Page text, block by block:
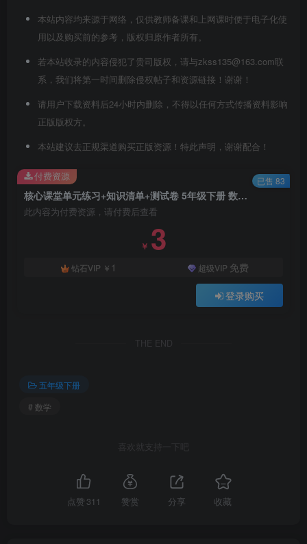
本站内容均来源于网络，仅供教师备课和上网课时便于电子化使
用以及购买前的参考，版权归原作者所有。
若本站收录的内容侵犯了贵司版权，请与zkss135@163.com联
系，我们将第一时间删除侵权帖子和资源链接！谢谢！
请用户下载资料后24小时内删除，不得以任何方式传播资料影响
正版版权方。
本站建议去正规渠道购买正版资源！特此声明，谢谢配合！
核心课堂单元练习+知识清单+测试卷 5年级下册 数学苏教版
此内容为付费资源，请付费后查看
￥ 3
钻石VIP ￥ 1 超级VIP 免费
登录购买
付费资源 已售 83
THE END
五年级下册
# 数学
喜欢就支持一下吧
点赞 311 赞赏 分享 收藏